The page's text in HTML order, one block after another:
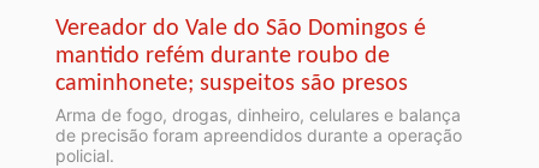
Vereador do Vale do São Domingos é
mantido refém durante roubo de
caminhonete; suspeitos são presos
Arma de fogo, drogas, dinheiro, celulares e balança
de precisão foram apreendidos durante a operação
policial.